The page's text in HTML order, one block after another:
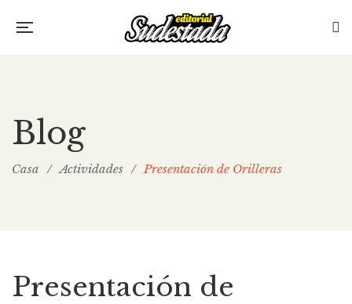
Blog
Casa / Actividades / Presentación de Orilleras
Presentación de